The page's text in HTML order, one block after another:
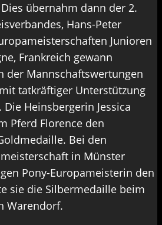
übernahm dann der 2.
Hans-Peter
Junioren
Frankreich gewann
der Mannschaftswertungen
tatkräftiger Unterstützung
Heinsbergerin Jessica
Pferd Florence den
Bei den
in Münster
Pony-Europameisterin den
sie die Silbermedaille beim
Warendorf.